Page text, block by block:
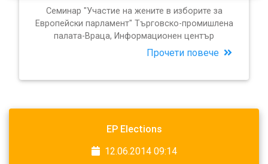
Семинар "Участие на жените в изборите за
Европейски парламент" Търговско-промишлена
палата-Враца, Информационен център
Прочети повече
EP Elections
12.06.2014 09:14